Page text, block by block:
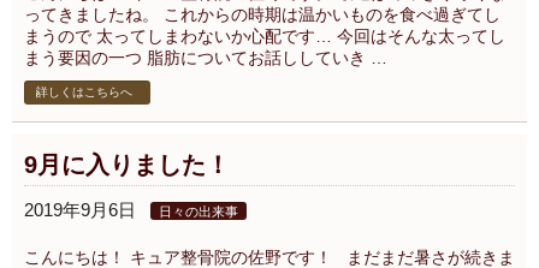
ってきましたね。 これからの時期は温かいものを食べ過ぎてし
まうので 太ってしまわないか心配です… 今回はそんな太ってし
まう要因の一つ 脂肪についてお話ししていき …
詳しくはこちらへ
9月に入りました！
2019年9月6日 日々の出来事
こんにちは！ キュア整骨院の佐野です！ まだまだ暑さが続きま